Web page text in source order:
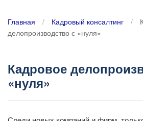
Главная / Кадровый консалтинг /
делопроизводство с «нуля»
Кадровое
«нуля»